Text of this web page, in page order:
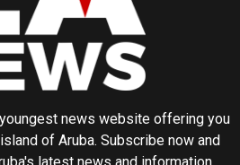
news website offering you
of Aruba. Subscribe now and